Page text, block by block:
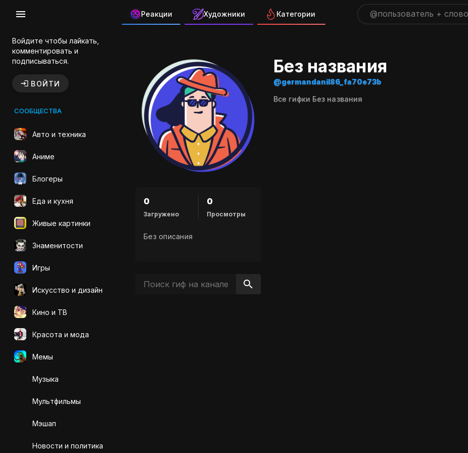
Реакции Художники Категории
Войдите чтобы лайкать,
комментировать и
подписываться.
ВОЙТИ
СООБЩЕСТВА
Авто и техника
Аниме
Блогеры
Еда и кухня
Живые картинки
Знаменитости
Игры
Искусcтво и дизайн
Кино и ТВ
Красота и мода
Мемы
Музыка
Мультфильмы
Мэшап
Новости и политика
0
Загружено
0
Просмотры
Без описания
Без названия
@germandanil86_fa70e73b
Все гифки Без названия